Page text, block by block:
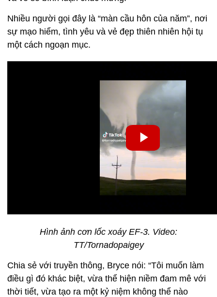
Nhiều người gọi đây là “màn cầu hôn của năm”, nơi
sự mạo hiểm, tình yêu và vẻ đẹp thiên nhiên hội tụ
một cách ngoạn mục.
Hình ảnh cơn lốc xoáy EF‑3. Video:
TT/Tornadopaigey
Chia sẻ với truyền thông, Bryce nói: “Tôi muốn làm
điều gì đó khác biệt, vừa thể hiện niềm đam mê với
thời tiết, vừa tạo ra một kỷ niệm không thể nào